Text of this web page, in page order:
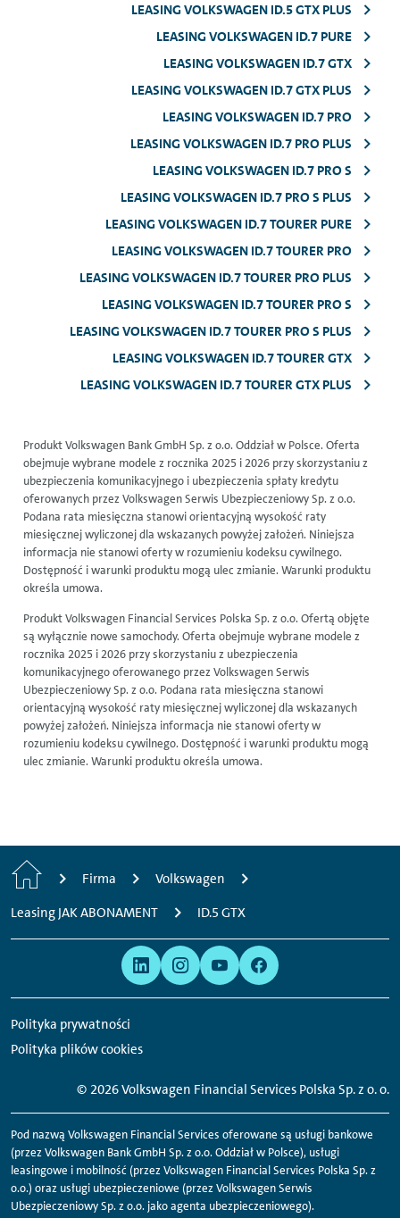
LEASING VOLKSWAGEN ID.5 GTX PLUS
LEASING VOLKSWAGEN ID.7 PURE
LEASING VOLKSWAGEN ID.7 GTX
LEASING VOLKSWAGEN ID.7 GTX PLUS
LEASING VOLKSWAGEN ID.7 PRO
LEASING VOLKSWAGEN ID.7 PRO PLUS
LEASING VOLKSWAGEN ID.7 PRO S
LEASING VOLKSWAGEN ID.7 PRO S PLUS
LEASING VOLKSWAGEN ID.7 TOURER PURE
LEASING VOLKSWAGEN ID.7 TOURER PRO
LEASING VOLKSWAGEN ID.7 TOURER PRO PLUS
LEASING VOLKSWAGEN ID.7 TOURER PRO S
LEASING VOLKSWAGEN ID.7 TOURER PRO S PLUS
LEASING VOLKSWAGEN ID.7 TOURER GTX
LEASING VOLKSWAGEN ID.7 TOURER GTX PLUS
Produkt Volkswagen Bank GmbH Sp. z o.o. Oddział w Polsce. Oferta
obejmuje wybrane modele z rocznika 2025 i 2026 przy skorzystaniu z
ubezpieczenia komunikacyjnego i ubezpieczenia spłaty kredytu
oferowanych przez Volkswagen Serwis Ubezpieczeniowy Sp. z o.o.
Podana rata miesięczna stanowi orientacyjną wysokość raty
miesięcznej wyliczonej dla wskazanych powyżej założeń. Niniejsza
informacja nie stanowi oferty w rozumieniu kodeksu cywilnego.
Dostępność i warunki produktu mogą ulec zmianie. Warunki produktu
określa umowa.
Produkt Volkswagen Financial Services Polska Sp. z o.o. Ofertą objęte
są wyłącznie nowe samochody. Oferta obejmuje wybrane modele z
rocznika 2025 i 2026 przy skorzystaniu z ubezpieczenia
komunikacyjnego oferowanego przez Volkswagen Serwis
Ubezpieczeniowy Sp. z o.o. Podana rata miesięczna stanowi
orientacyjną wysokość raty miesięcznej wyliczonej dla wskazanych
powyżej założeń. Niniejsza informacja nie stanowi oferty w
rozumieniu kodeksu cywilnego. Dostępność i warunki produktu mogą
ulec zmianie. Warunki produktu określa umowa.
m
Firma
Volkswagen
Leasing JAK ABONAMENT
ID.5 GTX
prywatność
Polityka prywatności
Polityka plików cookies
w
następujących
mediach
© 2026 Volkswagen Financial Services Polska Sp. z o. o.
Pod nazwą Volkswagen Financial Services oferowane są usługi bankowe
(przez Volkswagen Bank GmbH Sp. z o.o. Oddział w Polsce), usługi
leasingowe i mobilność (przez Volkswagen Financial Services Polska Sp. z
o.o.) oraz usługi ubezpieczeniowe (przez Volkswagen Serwis
Ubezpieczeniowy Sp. z o.o. jako agenta ubezpieczeniowego).